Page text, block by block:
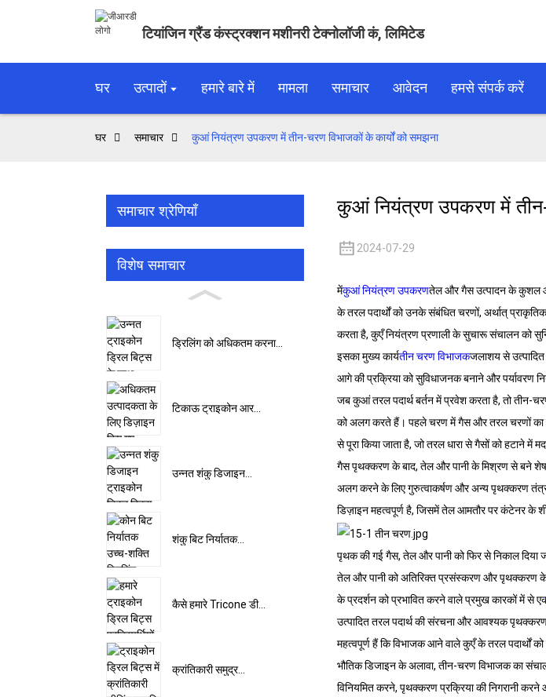
टियांजिन ग्रैंड कंस्ट्रक्शन मशीनरी टेक्नोलॉजी कं, लिमिटेड
घर उत्पादों हमारे बारे में मामला समाचार आवेदन हमसे संपर्क करें
घर समाचार कुआं नियंत्रण उपकरण में तीन-चरण विभाजकों के कार्यों को समझना
समाचार श्रेणियाँ
विशेष समाचार
ड्रिलिंग को अधिकतम करना...
टिकाऊ ट्राइकोन आर...
उन्नत शंकु डिजाइन...
शंकु बिट निर्यातक...
कैसे हमारे Tricone डी...
क्रांतिकारी समुद्र...
कुआं नियंत्रण उपकरण में तीन-
2024-07-29
मेंकुआं नियंत्रण उपकरणतेल और गैस उत्पादन के कुशल
के तरल पदार्थों को उनके संबंधित चरणों, अर्थात्
करता है, कुएँ नियंत्रण प्रणाली के सुचारू संचालन को
इसका मुख्य कार्यतीन चरण विभाजकजलाशय से
आगे की प्रक्रिया को सुविधाजनक बनाने और पर्यावरण
जब कुआं तरल पदार्थ बर्तन में प्रवेश करता है, तो तीन-
को अलग करते हैं। पहले चरण में गैस और तरल चरणों का
से पूरा किया जाता है, जो तरल धारा से गैसों को हटाने में
गैस पृथक्करण के बाद, तेल और पानी के मिश्रण से बने
अलग करने के लिए गुरुत्वाकर्षण और अन्य पृथक्करण तंत्र
डिज़ाइन महत्वपूर्ण है, जिसमें तेल आमतौर पर कंटेनर के
पृथक की गई गैस, तेल और पानी को फिर से निकाल दिया
तेल और पानी को अतिरिक्त प्रसंस्करण और पृथक्करण
के प्रदर्शन को प्रभावित करने वाले प्रमुख कारकों में से
उत्पादित तरल पदार्थ की संरचना और आवश्यक पृथक्करण
महत्वपूर्ण हैं कि विभाजक आने वाले कुएँ के तरल पदार्थों
भौतिक डिजाइन के अलावा, तीन-चरण विभाजक का
विनियमित करने, पृथक्करण प्रक्रिया की निगरानी